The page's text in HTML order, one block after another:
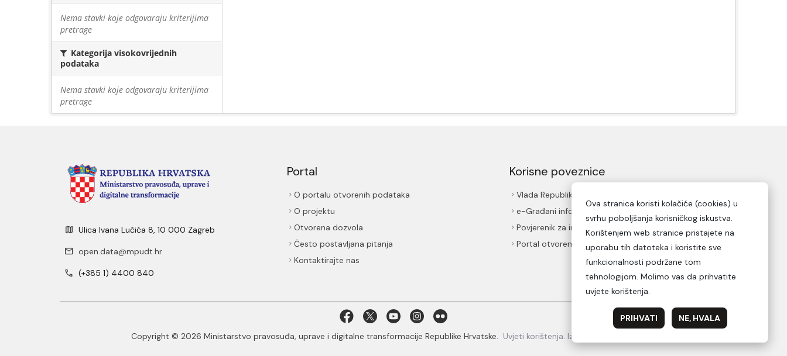
Nema stavki koje odgovaraju kriterijima
pretrage
Kategorija visokovrijednih
podataka
Nema stavki koje odgovaraju kriterijima
pretrage